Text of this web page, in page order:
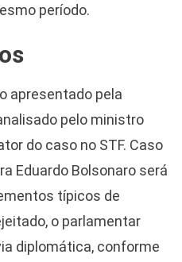
período.
apresentado pela
pelo ministro
do caso no STF. Caso
Eduardo Bolsonaro será
típicos de
o parlamentar
diplomática, conforme